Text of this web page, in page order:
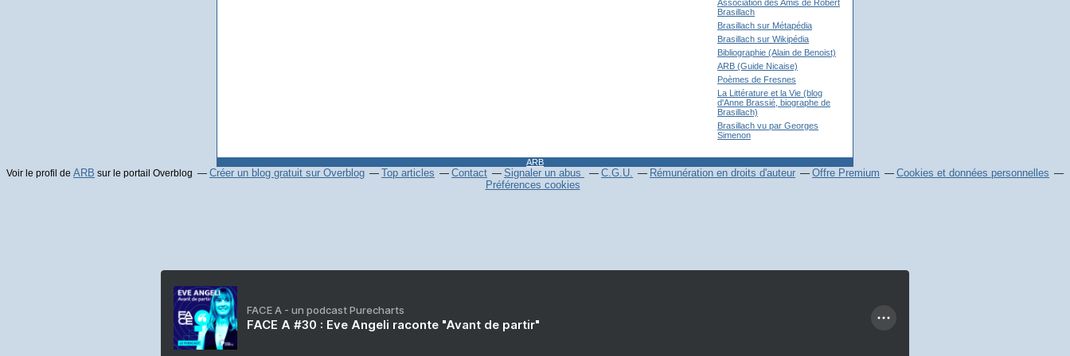
Association des Amis de Robert
Brasillach
Brasillach sur Métapédia
Brasillach sur Wikipédia
Bibliographie (Alain de Benoist)
ARB (Guide Nicaise)
Poèmes de Fresnes
La Littérature et la Vie (blog
d'Anne Brassié, biographe de
Brasillach)
Brasillach vu par Georges
Simenon
ARB
Voir le profil de ARB sur le portail Overblog Créer un blog gratuit sur Overblog Top articles Contact Signaler un abus C.G.U. Rémunération en droits d'auteur Offre Premium
Cookies et données personnelles
Préférences cookies
FACE A - un podcast Purecharts
FACE A #30 : Eve Angeli raconte "Avant de partir"